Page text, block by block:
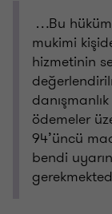
…Bu
mukimi
hizmetinin
ödemeler
94’üncü
bendi